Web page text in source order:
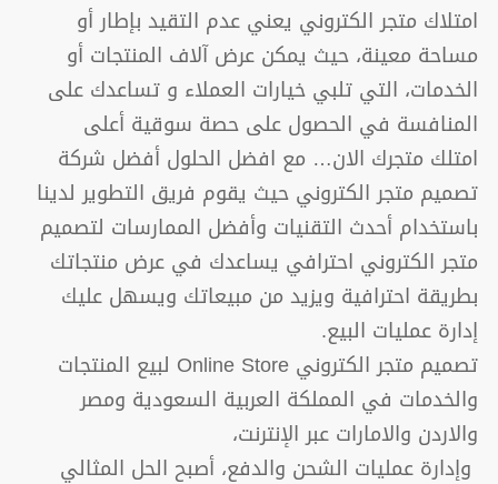
امتلاك متجر الكتروني يعني عدم التقيد بإطار أو
مساحة معينة، حيث يمكن عرض آلاف المنتجات أو
الخدمات، التي تلبي خيارات العملاء و تساعدك على
المنافسة في الحصول على حصة سوقية أعلى
امتلك متجرك الان… مع افضل الحلول أفضل شركة
تصميم متجر الكتروني حيث يقوم فريق التطوير لدينا
باستخدام أحدث التقنيات وأفضل الممارسات لتصميم
متجر الكتروني احترافي يساعدك في عرض منتجاتك
بطريقة احترافية ويزيد من مبيعاتك ويسهل عليك
إدارة عمليات البيع.
تصميم متجر الكتروني Online Store لبيع المنتجات
والخدمات في المملكة العربية السعودية ومصر
والاردن والامارات عبر الإنترنت،
وإدارة عمليات الشحن والدفع، أصبح الحل المثالي